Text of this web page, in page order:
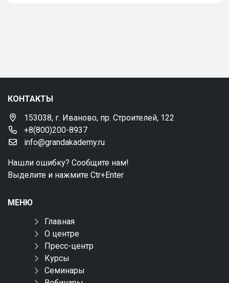
КОНТАКТЫ
153038, г. Иваново, пр. Строителей, 122
+8(800)200-8937
info@grandakademy.ru
Нашли ошибку? Сообщите нам!
Выделите и нажмите Ctr+Enter
МЕНЮ
Главная
О центре
Пресс-центр
Курсы
Семинары